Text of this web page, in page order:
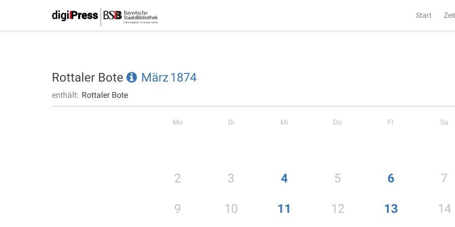
Start
Rottaler Bote März 1874
enthält: Rottaler Bote
Mo Di Mi Do Fr Sa
2 3 4 5 6 7
9 10 11 12 13 14